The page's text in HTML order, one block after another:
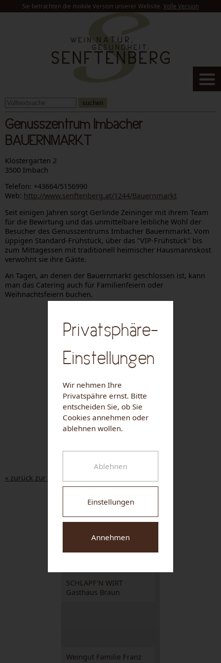
Sie betrachten die mobile Version unserer Website. Volle Version
suchen
Genusszentrum Imbacher
BAUERNMARKT
Klostergarten 2
3500 Imbach
Telefon: +43664/5156990
Web: http://www.senftenberg.at/1244/Bauernmarkt
Seit einigen Jahren sorgt Gerlinde Zeininger mit ihrem Team
für die Bewirtung und das unmittelbare leibliche Wohl der
Besucher des Genusszentrums Imbacher Bauernmarkt. Vom
üppigen Standard-Frühstück, über das "VIP-Frühstück" bis
zum Mittagessen mit traditionell heimischer Hausmannskost
verwohnt sie ihre Gäste.
An Tagen, an denen der Bauernmarkt geschlossen ist, kann
man das Catering auch für Familienfeiern oder
Weihnachtsfeiern buchen.
« zurück zur Liste
NUHR MEDICAL CENTER
SCHLAPF'N WIRT
Gasthaus Braun
Weingut Familie Franz
Privatsphäre-
Einstellungen
Wir nehmen Ihre
Privatspähre ernst. Bitte
entscheiden Sie, ob Sie
Cookies annehmen oder
ablehnen wollen.
Ablehnen
Einstellungen
Annehmen